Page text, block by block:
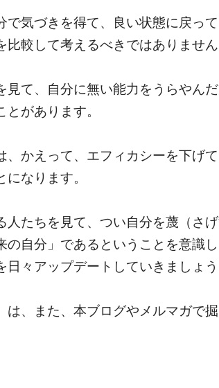
で気づきを得て、良い状態に戻っ
較して考えるべきではありません
て、自分に無い能力をうらやん
があります。
、かえって、エフィカシーを下げ
なります。
人たちを見て、つい自分を蔑（さ
の自分」であるということを意識
々アップデートしていきましょう
、また、本ブログやメルマガで